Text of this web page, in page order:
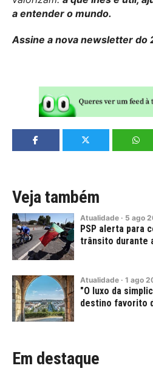
a entender o mundo.
Assine a nova newsletter do
Veja também
Atualidade · 5 ago
PSP alerta para
trânsito durante
Atualidade · 1 ago
"O luxo da
destino favorito
Em destaque